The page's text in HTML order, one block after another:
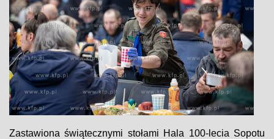
Zastawiona świątecznymi stołami Hala 100-lecia Sopotu